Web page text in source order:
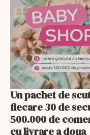
Un pachet de
fiecare 30 de
500.000 de
cu livrare a doua